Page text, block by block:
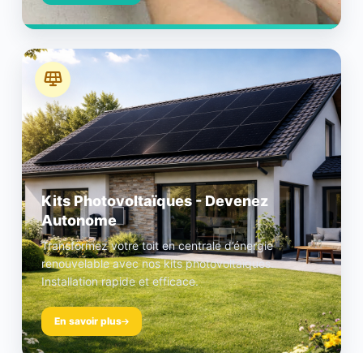
Kits Photovoltaïques - Devenez
Autonome
Transformez votre toit en centrale d’énergie
renouvelable avec nos kits photovoltaïques.
Installation rapide et efficace.
En savoir plus